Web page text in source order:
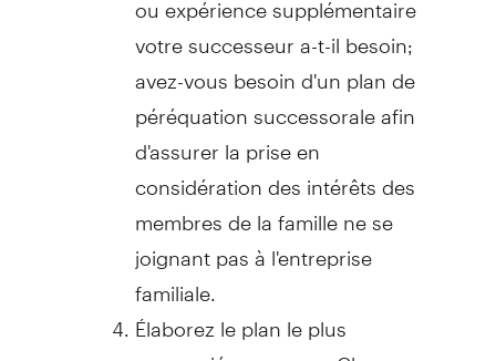
votre successeur a-t-il besoin;
avez-vous besoin d'un plan de
péréquation successorale afin
d'assurer la prise en
considération des intérêts des
membres de la famille ne se
joignant pas à l'entreprise
familiale.
Élaborez le plan le plus